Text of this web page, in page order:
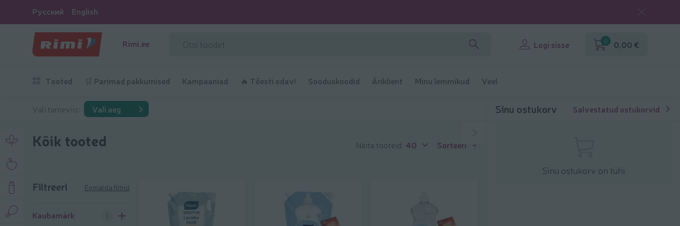
Русский English
Rimi.ee Logi sisse 0 0,00 €
Tooted 🛒 Parimad pakkumised Kampaaniad 🔥 Tõesti odav! Sooduskoodid Äriklient Minu lemmikud Veel
Vali tarneviis: Vali aeg
Kõik tooted Näita tooteid 40 Sorteeri
Filtreeri Eemalda filtrid
Kaubamärk 1
Sinu ostukorv Salvestatud ostukorvid
Sinu ostukorv on tühi